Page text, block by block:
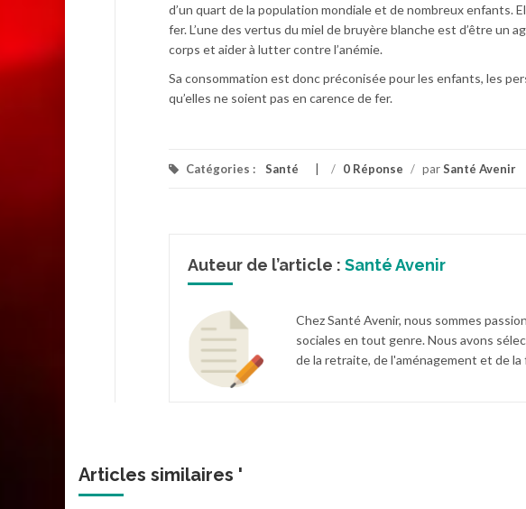
d’un quart de la population mondiale et de nombreux enfants.
fer. L’une des vertus du miel de bruyère blanche est d’être un
corps et aider à lutter contre l’anémie.
Sa consommation est donc préconisée pour les enfants, les
qu’elles ne soient pas en carence de fer.
Catégories : Santé / 0 Réponse / parSanté Avenir
Auteur de l’article : Santé Avenir
Chez Santé Avenir, nous sommes
sociales en tout genre. Nous avons
de la retraite, de l'aménagement et de
Articles similaires '